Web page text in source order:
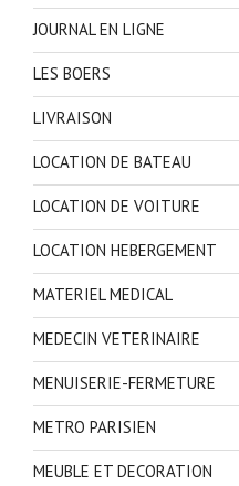
JOURNAL EN LIGNE
LES BOERS
LIVRAISON
LOCATION DE BATEAU
LOCATION DE VOITURE
LOCATION HEBERGEMENT
MATERIEL MEDICAL
MEDECIN VETERINAIRE
MENUISERIE-FERMETURE
METRO PARISIEN
MEUBLE ET DECORATION